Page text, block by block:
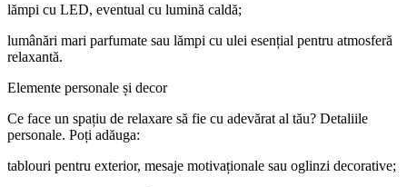
lămpi cu LED, eventual cu lumină caldă;
lumânări mari parfumate sau lămpi cu ulei esențial pentru atmosferă
relaxantă.
Elemente personale și decor
Ce face un spațiu de relaxare să fie cu adevărat al tău? Detaliile
personale. Poți adăuga:
tablouri pentru exterior, mesaje motivaționale sau oglinzi decorative;